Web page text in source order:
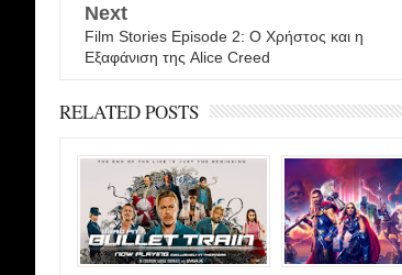
Next
Film Stories Episode 2: Ο Χρήστος και η
Εξαφάνιση της Alice Creed
RELATED POSTS